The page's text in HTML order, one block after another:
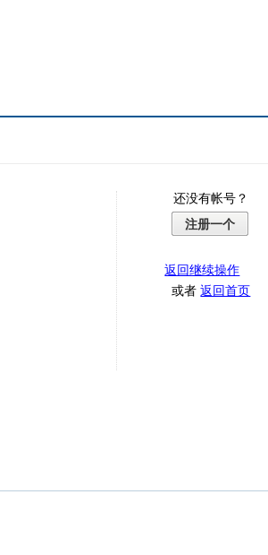
还没有帐号？
注册一个
返回继续操作
或者返回首页